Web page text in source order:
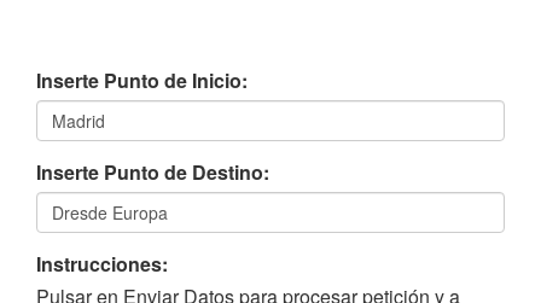
Inserte Punto de Inicio:
Inserte Punto de Destino:
Instrucciones:
Pulsar en Enviar Datos para procesar petición y a